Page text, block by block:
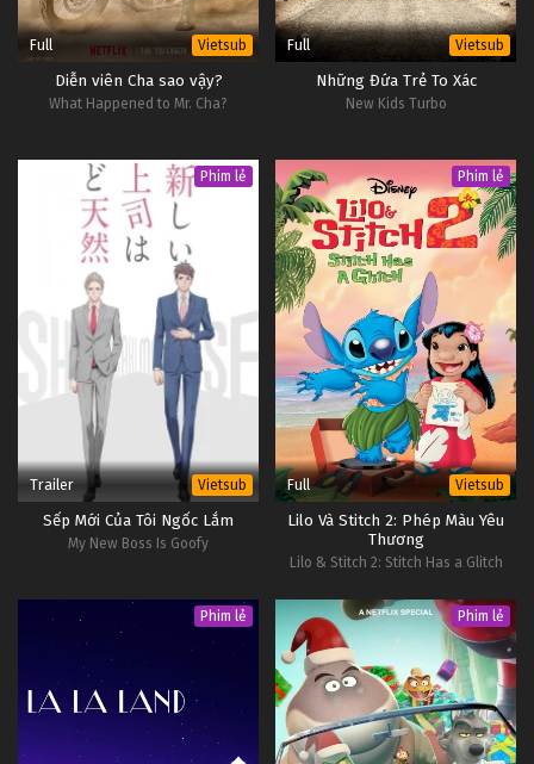
Full Vietsub
Diễn viên Cha sao vậy?
What Happened to Mr. Cha?
Full Vietsub
Những Đứa Trẻ To Xác
New Kids Turbo
Phim lẻ
Trailer Vietsub
Sếp Mới Của Tôi Ngốc Lắm
My New Boss Is Goofy
Phim lẻ
Full Vietsub
Lilo Và Stitch 2: Phép Màu Yêu
Thương
Lilo & Stitch 2: Stitch Has a Glitch
Phim lẻ Phim lẻ